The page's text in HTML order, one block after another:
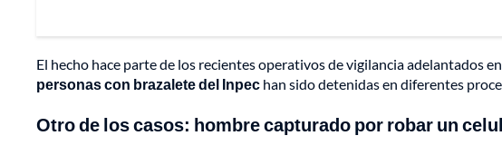
El hecho hace parte de los recientes operativos de vigilancia adelantados
personas con brazalete del Inpec han sido detenidas en diferentes
Otro de los casos: hombre capturado por robar un